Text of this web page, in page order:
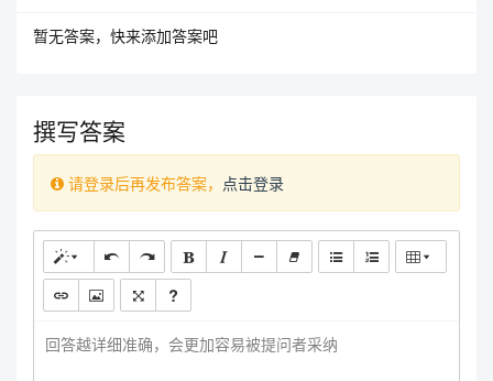
暂无答案，快来添加答案吧
撰写答案
请登录后再发布答案， 点击登录
回答越详细准确，会更加容易被提问者采纳